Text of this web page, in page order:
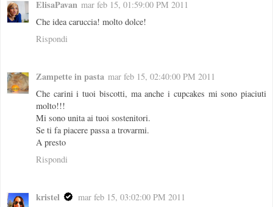
ElisaPavan mar feb 15, 01:59:00 PM 2011
Che idea caruccia! molto dolce!
Rispondi
Zampette in pasta mar feb 15, 02:40:00 PM 2011
Che carini i tuoi biscotti, ma anche i cupcakes mi sono piaciuti
molto!!!
Mi sono unita ai tuoi sostenitori.
Se ti fa piacere passa a trovarmi.
A presto
Rispondi
kristel
mar feb 15, 03:02:00 PM 2011